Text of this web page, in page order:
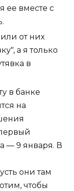
ее вместе с
от них
а я только
в
в банке
на
— 9 января. В
они там
чтобы